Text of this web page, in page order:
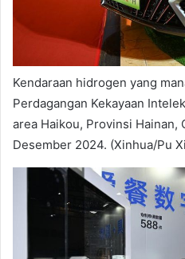
Kendaraan hidrogen yang
Perdagangan Kekayaan
area Haikou, Provinsi Hainan,
Desember 2024. (Xinhua/Pu